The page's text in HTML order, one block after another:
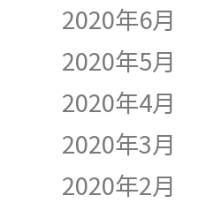
2020年6月
2020年5月
2020年4月
2020年3月
2020年2月